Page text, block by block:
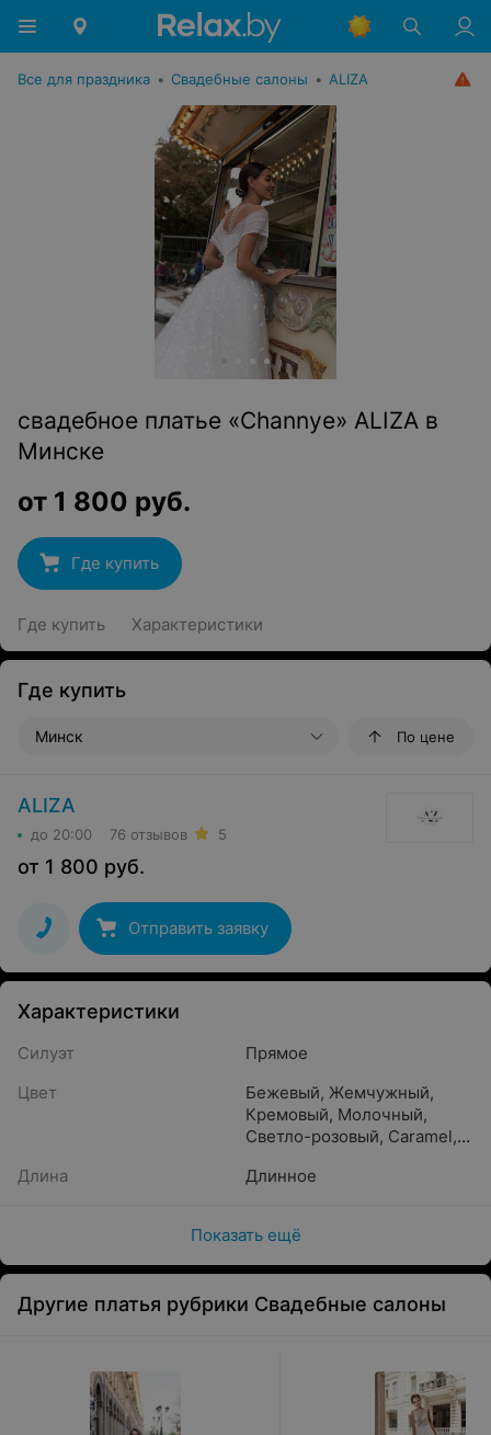
Все для праздника • Свадебные салоны • ALIZA
свадебное платье «Channye» ALIZA в
Минске
от 1 800 руб.
Где купить
Где купить Характеристики
Где купить
Минск По цене
ALIZA
до 20:00 76 отзывов 5
от 1 800 руб.
Отправить заявку
Характеристики
Силуэт
Прямое
Цвет
Бежевый, Жемчужный,
Кремовый, Молочный,
Светло-розовый, Caramel,
Бронзовый
Песочный
Капучино
Длина Длинное
Показать ещё
Другие платья рубрики Свадебные салоны